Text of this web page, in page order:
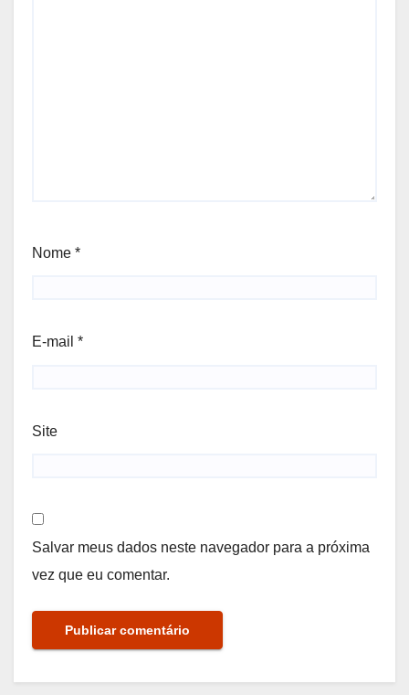
Nome *
E-mail *
Site
Salvar meus dados neste navegador para a próxima
vez que eu comentar.